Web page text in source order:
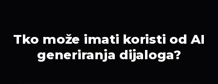
Tko može imati koristi od AI
generiranja dijaloga?